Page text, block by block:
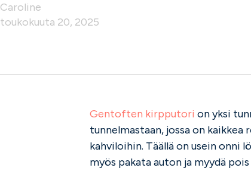
Caroline
toukokuuta 20, 2025
Gentoften kirpputori on yksi
tunnelmastaan, jossa on
kahviloihin. Täällä on usein onni
myös pakata auton ja myydä